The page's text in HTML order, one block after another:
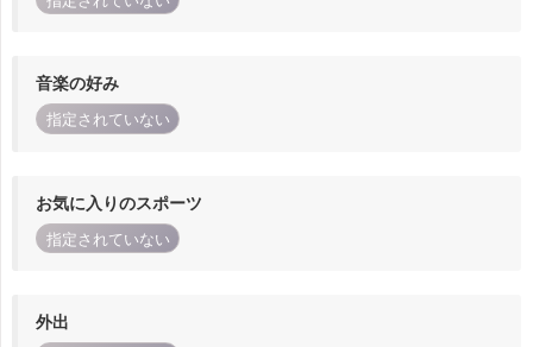
音楽の好み
指定されていない
お気に入りのスポーツ
指定されていない
外出